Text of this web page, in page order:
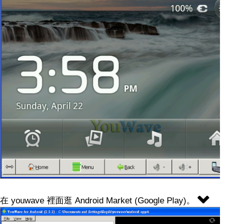
在 youwave 裡面逛 Android Market (Google Play)。